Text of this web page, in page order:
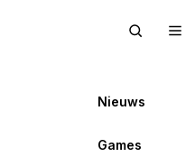
Nieuws
Games